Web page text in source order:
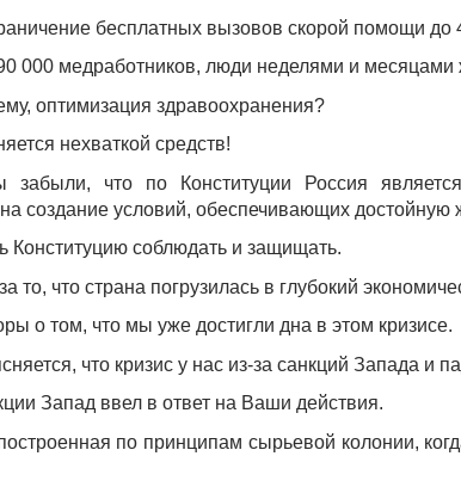
бесплатных вызовов скорой помощи до
000 медработников, люди неделями и месяцами
оптимизация здравоохранения?
нехваткой средств!
что по Конституции Россия
создание условий, обеспечивающих достойную
Конституцию соблюдать и защищать.
то, что страна погрузилась в глубокий
о том, что мы уже достигли дна в этом кризисе.
что кризис у нас из-за санкций Запада и
Запад ввел в ответ на Ваши действия.
по принципам сырьевой колонии,